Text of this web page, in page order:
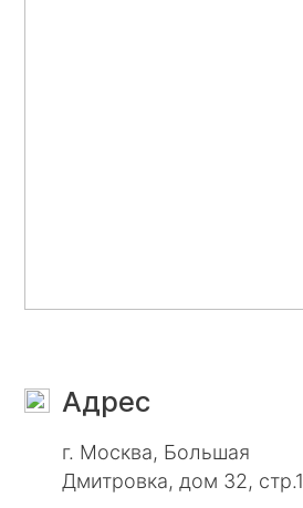
Адрес
г. Москва, Большая
Дмитровка, дом 32, стр.1